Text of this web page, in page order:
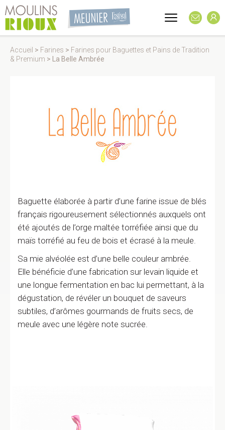
Accueil > Farines > Farines pour Baguettes et Pains de Tradition
& Premium > La Belle Ambrée
Baguette élaborée à partir d’une farine issue de blés
français rigoureusement sélectionnés auxquels ont
été ajoutés de l’orge maltée torréfiée ainsi que du
maïs torréfié au feu de bois et écrasé à la meule.
Sa mie alvéolée est d’une belle couleur ambrée.
Elle bénéficie d’une fabrication sur levain liquide et
une longue fermentation en bac lui permettant, à la
dégustation, de révéler un bouquet de saveurs
subtiles, d’arômes gourmands de fruits secs, de
meule avec une légère note sucrée.